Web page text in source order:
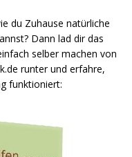
du Zuhause natürliche
Dann lad dir das
selber machen von
runter und erfahre,
funktioniert: